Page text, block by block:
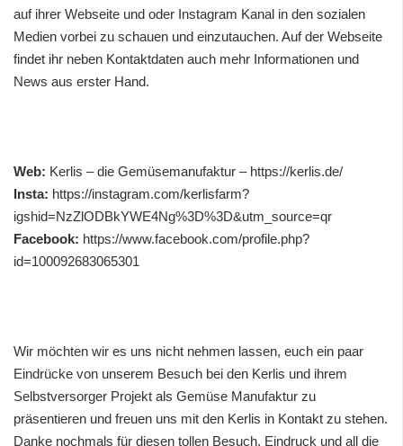
auf ihrer Webseite und oder Instagram Kanal in den sozialen
Medien vorbei zu schauen und einzutauchen. Auf der Webseite
findet ihr neben Kontaktdaten auch mehr Informationen und
News aus erster Hand.
Web: Kerlis – die Gemüsemanufaktur – https://kerlis.de/
Insta: https://instagram.com/kerlisfarm?
igshid=NzZlODBkYWE4Ng%3D%3D&utm_source=qr
Facebook: https://www.facebook.com/profile.php?
id=100092683065301
Wir möchten wir es uns nicht nehmen lassen, euch ein paar
Eindrücke von unserem Besuch bei den Kerlis und ihrem
Selbstversorger Projekt als Gemüse Manufaktur zu
präsentieren und freuen uns mit den Kerlis in Kontakt zu stehen.
Danke nochmals für diesen tollen Besuch, Eindruck und all die